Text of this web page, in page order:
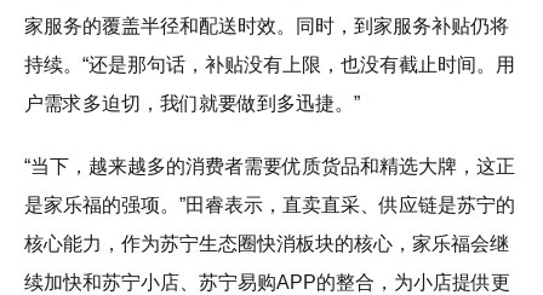
家服务的覆盖半径和配送时效。同时，到家服务补贴仍将
持续。“还是那句话，补贴没有上限，也没有截止时间。用
户需求多迫切，我们就要做到多迅捷。”
“当下，越来越多的消费者需要优质货品和精选大牌，这正
是家乐福的强项。”田睿表示，直卖直采、供应链是苏宁的
核心能力，作为苏宁生态圈快消板块的核心，家乐福会继
续加快和苏宁小店、苏宁易购APP的整合，为小店提供更